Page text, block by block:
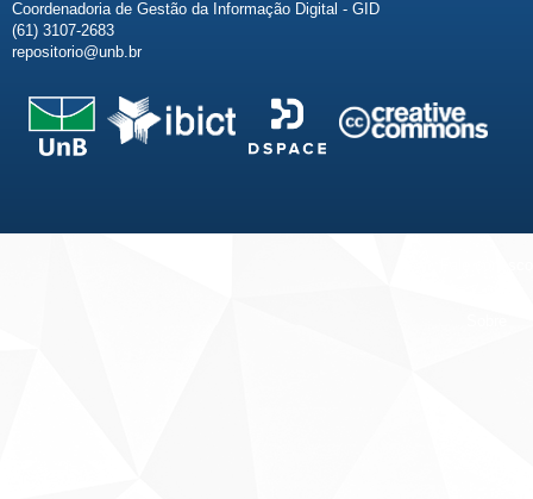
Coordenadoria de Gestão da Informação Digital - GID
(61) 3107-2683
repositorio@unb.br